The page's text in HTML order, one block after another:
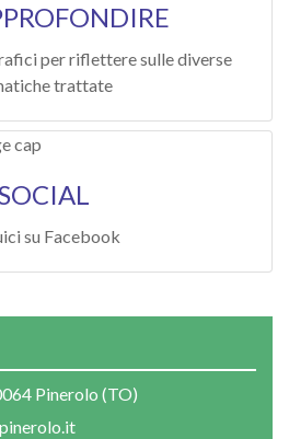
per riflettere sulle diverse
trattate
su Facebook
Pinerolo (TO)